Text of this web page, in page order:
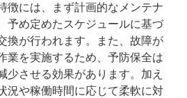
徴には、まず計画的なメンテナ
予め定めたスケジュールに基づ
換が行われます。また、故障が
業を実施するため、予防保全は
少させる効果があります。加え
況や稼働時間に応じて柔軟に対